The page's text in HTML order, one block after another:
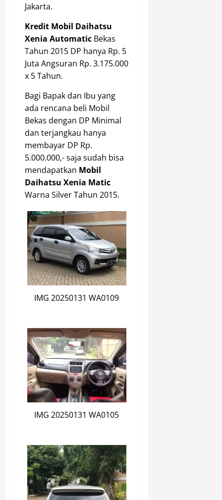
Jakarta.
Kredit Mobil Daihatsu
Xenia Automatic Bekas
Tahun 2015 DP hanya Rp. 5
Juta Angsuran Rp. 3.175.000
x 5 Tahun.
Bagi Bapak dan Ibu yang
ada rencana beli Mobil
Bekas dengan DP Minimal
dan terjangkau hanya
membayar DP Rp.
5.000.000,- saja sudah bisa
mendapatkan Mobil
Daihatsu Xenia Matic
Warna Silver Tahun 2015.
IMG 20250131 WA0109
IMG 20250131 WA0105